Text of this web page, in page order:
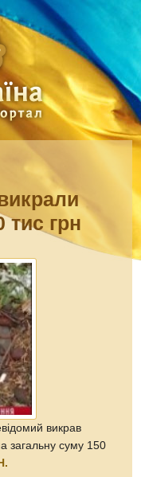
тис грн
викрав
загальну суму 150